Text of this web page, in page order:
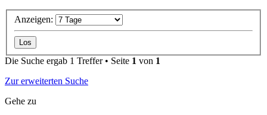
Anzeigen:
Die Suche ergab 1 Treffer • Seite 1 von 1
Zur erweiterten Suche
Gehe zu